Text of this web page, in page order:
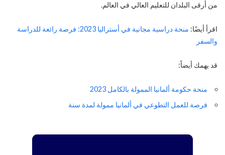
من أرقى البلدان للتعليم العالي في العالم.
اقرأ أيضًا:
منحة دراسية مجانية في أستراليا 2023: فرصة رائعة للدراسة
والسفر
قد يهمك أيضاً:
منحة حكومة ألمانيا الممولة بالكامل 2023
فرصة للعمل التطوعي في ألمانيا ممولة لمدة سنة